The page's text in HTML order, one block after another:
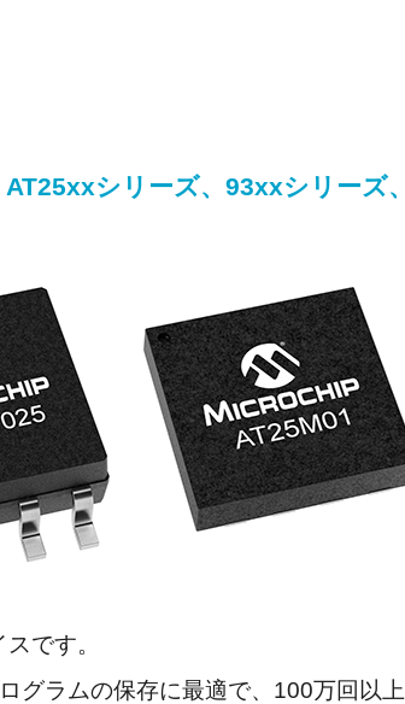
シリーズ、93xxシリーズ
です。
ラムの保存に最適で、100万回以上